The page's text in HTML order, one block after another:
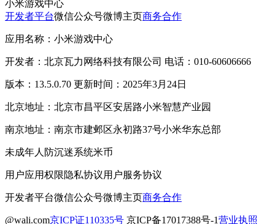
小米游戏中心
开发者平台微信公众号微博主页商务合作
应用名称：小米游戏中心
开发者：北京瓦力网络科技有限公司 电话：010-60606666
版本：13.5.0.70 更新时间：2025年3月24日
北京地址：北京市昌平区安居路小米智慧产业园
南京地址：南京市建邺区永初路37号小米华东总部
未成年人防沉迷系统米币
用户应用权限隐私协议用户服务协议
开发者平台微信公众号微博主页商务合作
@wali.com京ICP证110335号 京ICP备17017388号-1营业执照